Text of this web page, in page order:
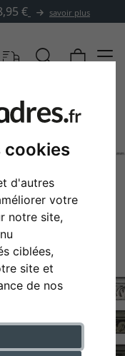
cookies
d'autres
votre
notre site,
ciblées,
site et
de nos
€ savoir plus